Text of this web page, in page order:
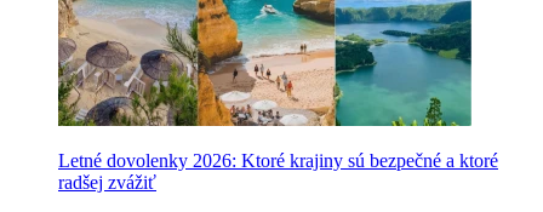
Letné dovolenky 2026: Ktoré krajiny sú bezpečné a ktoré
radšej zvážiť